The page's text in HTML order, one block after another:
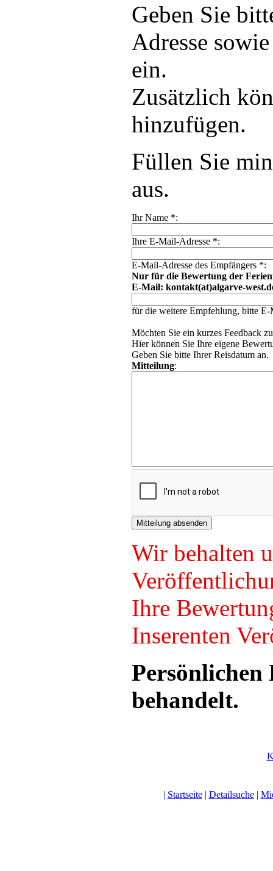
Geben Sie
Adresse
ein.
Zusätzlich
hinzufügen.
Füllen Sie
aus.
Ihr Name *:
Ihre E-Mail-Adresse *:
E-Mail-Adresse des Empfängers *:
Nur für die Bewertung der
E-Mail: kontakt(at)algarve-
für die weitere Empfehlung, bitte E-
Möchten Sie ein kurzes Feedback
Hier können Sie Ihre eigene
Geben Sie bitte Ihrer Reisdatum an.
Mitteilung:
Wir behalten
Ihre
Inserenten
behandelt.
| Startseite| Detailsuche|